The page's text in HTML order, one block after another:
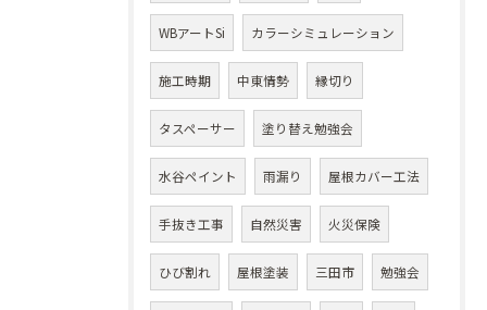
WBアートSi カラーシミュレーション
施工時期 中東情勢 縁切り
タスペーサー 塗り替え勉強会
水谷ペイント 雨漏り 屋根カバー工法
手抜き工事 自然災害 火災保険
ひび割れ 屋根塗装 三田市 勉強会